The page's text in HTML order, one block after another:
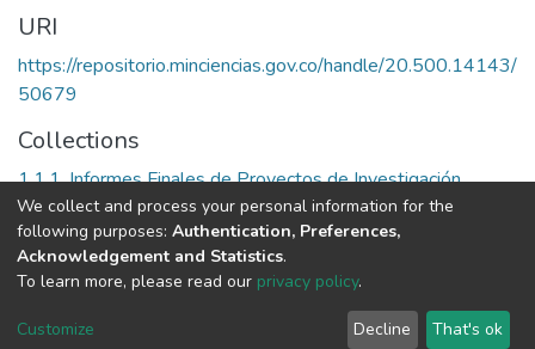
URI
https://repositorio.minciencias.gov.co/handle/20.500.14143/
50679
Collections
1.1.1. Informes Finales de Proyectos de Investigación
Full item page
DSpace software copyright © 2002-2026
Cookie
End User
Send
We collect and process your personal information for the
following purposes: Authentication, Preferences,
Acknowledgement and Statistics.
To learn more, please read our privacy policy.
Customize Decline That's ok